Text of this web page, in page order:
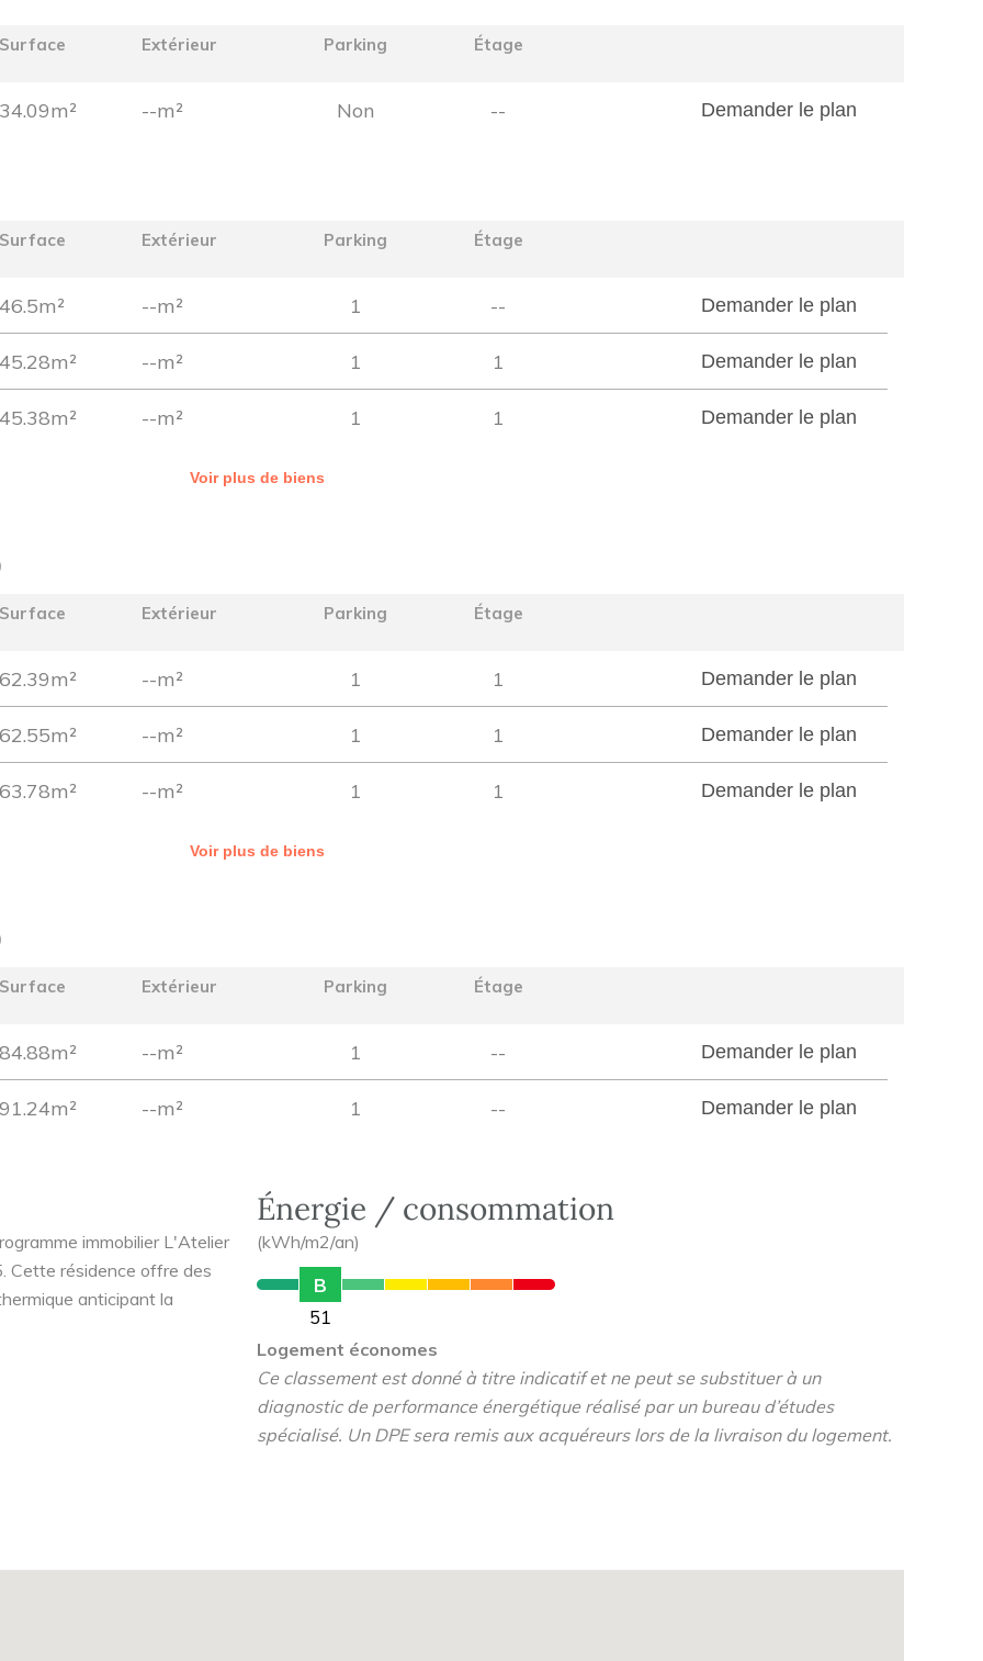
Surface Extérieur Parking Étage
34.09m² --m² Non -- Demander le plan
Surface Extérieur Parking Étage
46.5m² --m² 1 -- Demander le plan
45.28m² --m² 1 1 Demander le plan
45.38m² --m² 1 1 Demander le plan
Voir plus de biens
Surface Extérieur Parking Étage
62.39m² --m² 1 1 Demander le plan
62.55m² --m² 1 1 Demander le plan
63.78m² --m² 1 1 Demander le plan
Voir plus de biens
Surface Extérieur Parking Étage
84.88m² --m² 1 -- Demander le plan
91.24m² --m² 1 -- Demander le plan
immobilier L'Atelier
Cette résidence offre des
anticipant la
Beaulieu, le quartier
. Il est bordé au sud par la
Énergie / consommation
(kWh/m2/an)
B
51
Logement économes
Ce classement est donné à titre indicatif et ne peut se substituer à un
diagnostic de performance énergétique réalisé par un bureau d’études
spécialisé. Un DPE sera remis aux acquéreurs lors de la livraison du logement.